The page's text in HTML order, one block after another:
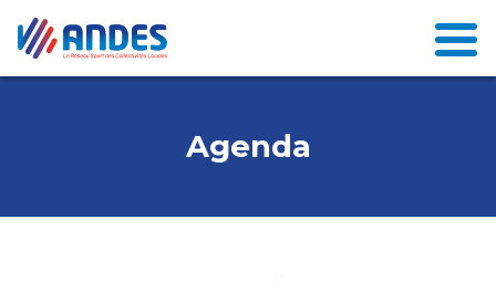
Agenda